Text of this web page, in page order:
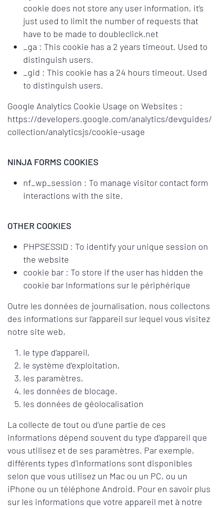
cookie does not store any user information, it’s
just used to limit the number of requests that
have to be made to doubleclick.net
_ga : This cookie has a 2 years timeout. Used to
distinguish users.
_gid : This cookie has a 24 hours timeout. Used
to distinguish users.
Google Analytics Cookie Usage on Websites :
https://developers.google.com/analytics/devguides/
collection/analyticsjs/cookie-usage
NINJA FORMS COOKIES
nf_wp_session : To manage visitor contact form
interactions with the site.
OTHER COOKIES
PHPSESSID : To identify your unique session on
the website
cookie bar : To store if the user has hidden the
cookie bar Informations sur le périphérique
Outre les données de journalisation, nous collectons
des informations sur l’appareil sur lequel vous visitez
notre site web,
le type d’appareil,
le système d’exploitation,
les paramètres,
les données de blocage.
les données de géolocalisation
La collecte de tout ou d’une partie de ces
informations dépend souvent du type d’appareil que
vous utilisez et de ses paramètres. Par exemple,
différents types d’informations sont disponibles
selon que vous utilisez un Mac ou un PC, ou un
iPhone ou un téléphone Android. Pour en savoir plus
sur les informations que votre appareil met à notre